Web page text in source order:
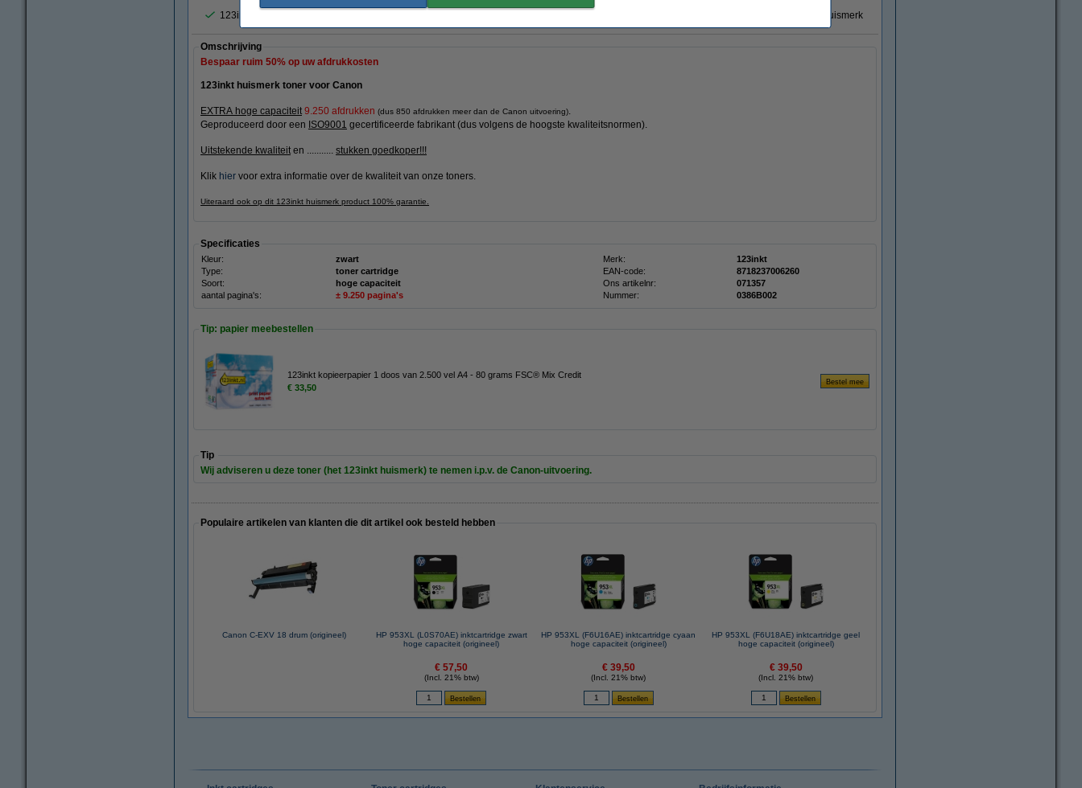
123inkt de populairste huismerktoners van Nederland 100% garantie op 123inkt huismerk
Omschrijving
Bespaar ruim 50% op uw afdrukkosten
123inkt huismerk toner voor Canon
EXTRA hoge capaciteit 9.250 afdrukken (dus 850 afdrukken meer dan de Canon uitvoering).
Geproduceerd door een ISO9001 gecertificeerde fabrikant (dus volgens de hoogste kwaliteitsnormen).
Uitstekende kwaliteit en ........... stukken goedkoper!!!
Klik hier voor extra informatie over de kwaliteit van onze toners.
Uiteraard ook op dit 123inkt huismerk product 100% garantie.
Specificaties
Kleur: zwart Merk:
123inkt
Type:
toner cartridge EAN-code:
8718237006260
Soort:
hoge capaciteit Ons artikelnr:
071357
aantal pagina's:
± 9.250 pagina's Nummer: 0386B002
Tip: papier meebestellen
123inkt kopieerpapier 1 doos van 2.500 vel A4 - 80 grams FSC® Mix Credit
€ 33,50
Tip
Wij adviseren u deze toner (het 123inkt huismerk) te nemen i.p.v. de Canon-uitvoering.
Populaire artikelen van klanten die dit artikel ook besteld hebben
Canon C-EXV 18 drum (origineel)
HP 953XL (L0S70AE) inktcartridge zwart
hoge capaciteit (origineel)
€ 57,50
(Incl. 21% btw)
HP 953XL (F6U16AE) inktcartridge cyaan
hoge capaciteit (origineel)
€ 39,50
(Incl. 21% btw)
HP 953XL (F6U18AE) inktcartridge geel
hoge capaciteit (origineel)
€ 39,50
(Incl. 21% btw)